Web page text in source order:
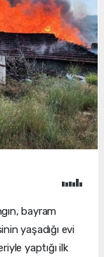
bayram
yaşadığı evi
yaptığı ilk